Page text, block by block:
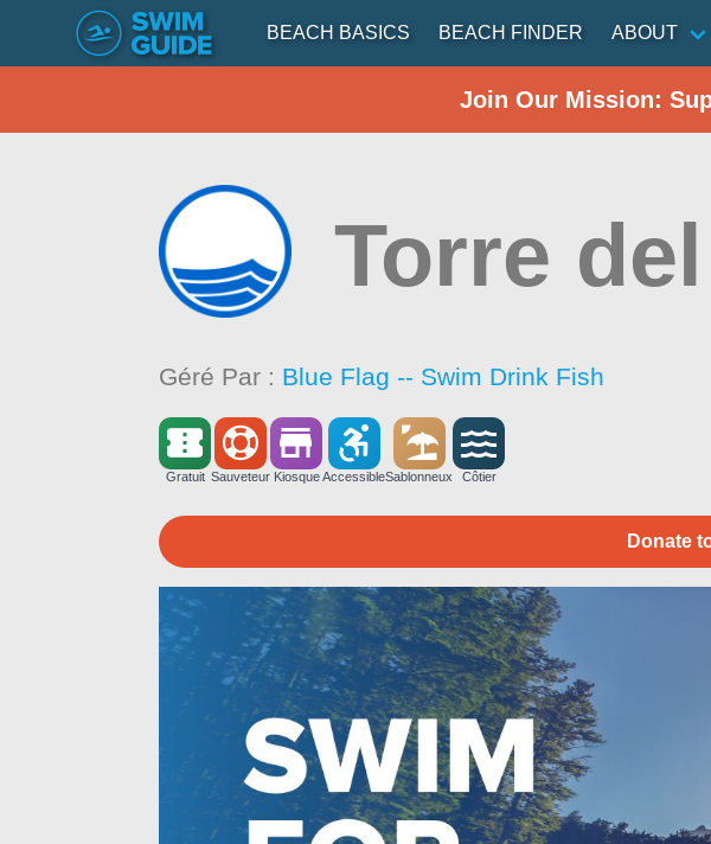
BEACH BASICS BEACH FINDER ABOUT
Join Our Mission:
Torre
Géré Par : Blue Flag -- Swim Drink Fish
Gratuit Sauveteur Kiosque AccessibleSablonneux Côtier
Donate